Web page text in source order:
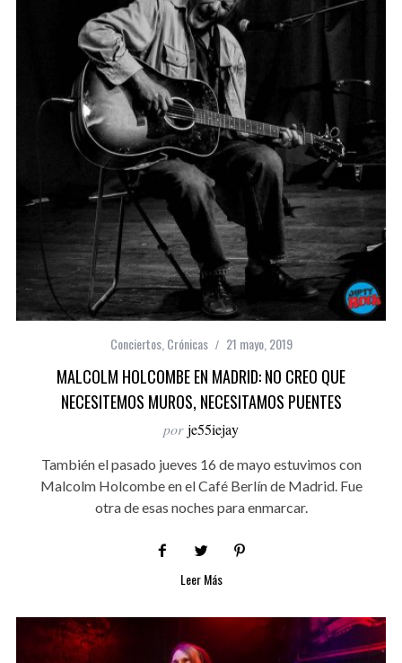
Conciertos, Crónicas 21 mayo, 2019
MALCOLM HOLCOMBE EN MADRID: NO CREO QUE
NECESITEMOS MUROS, NECESITAMOS PUENTES
por je55iejay
También el pasado jueves 16 de mayo estuvimos con
Malcolm Holcombe en el Café Berlín de Madrid. Fue
otra de esas noches para enmarcar.
Leer Más